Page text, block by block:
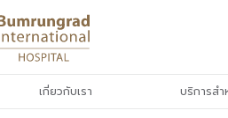
เกี่ยวกับเรา บริการส